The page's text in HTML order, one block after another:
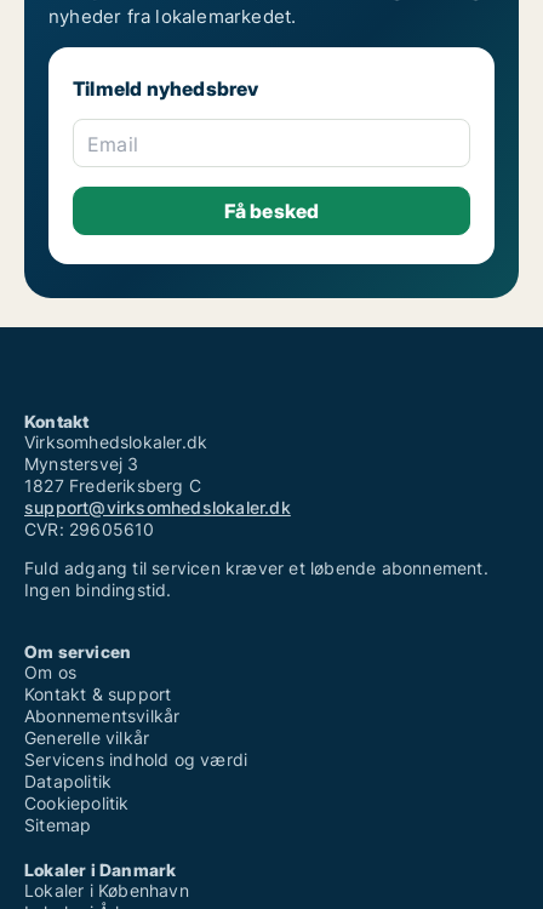
nyheder fra lokalemarkedet.
Tilmeld nyhedsbrev
Email
Kontakt
Virksomhedslokaler.dk
Mynstersvej 3
1827 Frederiksberg C
support@virksomhedslokaler.dk
CVR: 29605610
Fuld adgang til servicen kræver et løbende abonnement.
Ingen bindingstid.
Om servicen
Om os
Kontakt & support
Abonnementsvilkår
Generelle vilkår
Servicens indhold og værdi
Datapolitik
Cookiepolitik
Sitemap
Lokaler i Danmark
Lokaler i København